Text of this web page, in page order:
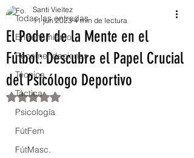
Todas las entradas
Entrenamiento
Recomendaciones
Técnica
Táctica
Psicología
FútFem
FútMasc.
El Poder de la Mente en el
Fútbol: Descubre el Papel Crucial
del Psicólogo Deportivo
Santi Vieitez
11 jun 2023 4 min de lectura
Obtuvo NaN de 5 estrellas.